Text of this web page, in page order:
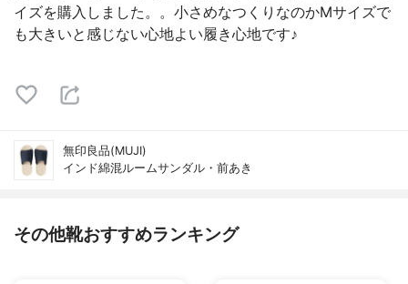
イズを購入しました。。小さめなつくりなのかMサイズで
も大きいと感じない心地よい履き心地です♪
無印良品(MUJI)
インド綿混ルームサンダル・前あき
その他靴おすすめランキング